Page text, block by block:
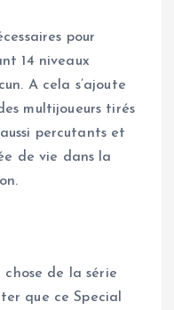
pour
14 niveaux
A cela s’ajoute
multijoueurs tirés
percutants et
de vie dans la
chose de la série
que ce Special